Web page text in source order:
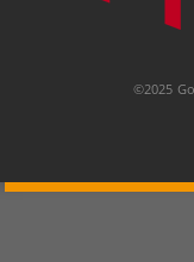
©2025